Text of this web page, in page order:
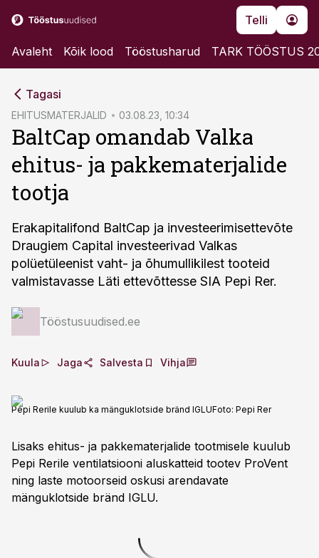
Telli
Avaleht Kõik lood Tööstusharud TARK TÖÖSTUS
Tagasi
EHITUSMATERJALID 03.08.23, 10:34
BaltCap omandab Valka
ehitus- ja pakkematerjalide
tootja
Erakapitalifond BaltCap ja investeerimisettevõte
Draugiem Capital investeerivad Valkas
polüetüleenist vaht- ja õhumullikilest tooteid
valmistavasse Läti ettevõttesse SIA Pepi Rer.
Tööstusuudised.ee
Kuula Jaga Salvesta Vihja
Pepi Rerile kuulub ka mänguklotside bränd IGLUFoto: Pepi Rer
Lisaks ehitus- ja pakkematerjalide tootmisele kuulub
Pepi Rerile ventilatsiooni aluskatteid tootev ProVent
ning laste motoorseid oskusi arendavate
mänguklotside bränd IGLU.